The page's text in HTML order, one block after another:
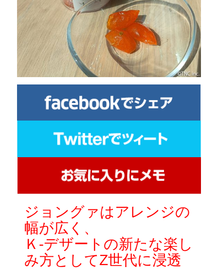
ジョングァはアレンジの
幅が広く、
Ｋ-デザートの新たな楽し
み方としてZ世代に浸透